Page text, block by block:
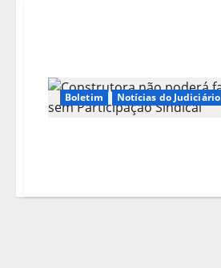
Boletim Notícias do Judiciário